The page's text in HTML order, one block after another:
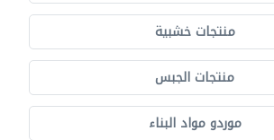
منتجات خشبية
منتجات الجبس
موردو مواد البناء